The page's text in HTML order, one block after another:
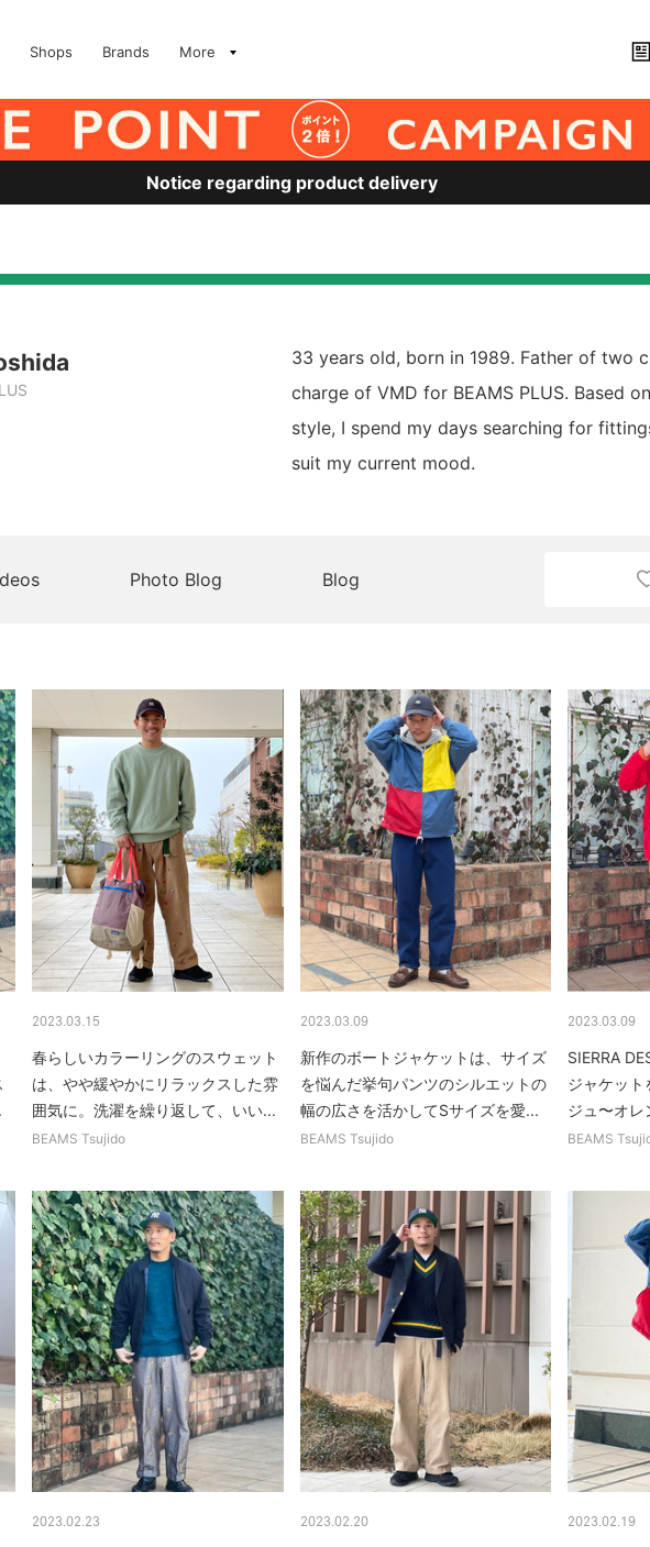
Shops Brands More
Notice regarding product delivery
33 years old, born in 1989. Father of two
charge of VMD for BEAMS PLUS. Based
style, I spend my days searching for
suit my current mood.
Photo Blog Blog
2023.03.15
春らしいカラーリングのスウェット
は、やや緩やかにリラックスした雰
囲気に。洗濯を繰り返して、いい...
BEAMS Tsujido
2023.03.09
新作のボートジャケットは、サイズ
を悩んだ挙句パンツのシルエットの
幅の広さを活かしてSサイズを愛...
BEAMS Tsujido
2023.03.09
SIERRA
ジャケット
ジュ〜オレ
BEAMS
2023.02.23 2023.02.20 2023.02.19